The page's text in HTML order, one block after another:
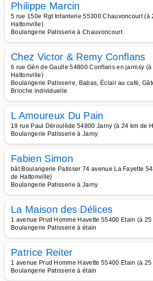
Philippe Marcin
5 rue 150e Rgt Infanterie 55300 Chauvoncourt (à
Hattonville)
Boulangerie Patisserie à Chauvoncourt
Chez Victor & Remy Conflans
6 rue Gén de Gaulle 54800 Conflans en jarnisy (à
Hattonville)
Boulangerie Patisserie, Babas, Éclair au café,
Brioche individuelle
L Amoureux Du Pain
19 rue Paul Déroulède 54800 Jarny (à 24 km de
Boulangerie Patisserie à Jarny
Fabien Simon
bât Boulangerie Patisser 74 avenue La Fayette
de Hattonville)
Boulangerie Patisserie à Jarny
La Maison des Délices
1 avenue Prud Homme Havette 55400 Etain (à
Boulangerie Patisserie à étain
Patrice Reiter
1 avenue Prud Homme Havette 55400 Etain (à
Boulangerie Patisserie à étain